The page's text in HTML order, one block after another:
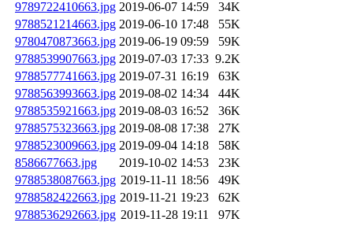
9789722410663.jpg 2019-06-07 14:59
34K
9788521214663.jpg 2019-06-10 17:48
55K
9780470873663.jpg 2019-06-19 09:59
59K
9788539907663.jpg 2019-07-03 17:33 9.2K
9788577741663.jpg 2019-07-31 16:19
63K
9788563993663.jpg 2019-08-02 14:34
44K
9788535921663.jpg 2019-08-03 16:52
36K
9788575323663.jpg 2019-08-08 17:38
27K
9788523009663.jpg 2019-09-04 14:18
58K
8586677663.jpg
2019-10-02 14:53
23K
9788538087663.jpg 2019-11-11 18:56
49K
9788582422663.jpg 2019-11-21 19:23
62K
9788536292663.jpg 2019-11-28 19:11
97K